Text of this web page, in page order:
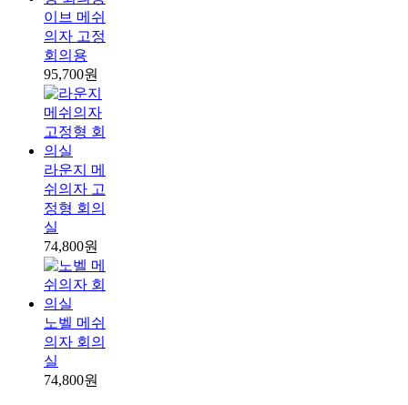
이브 메쉬
의자 고정
회의용
95,700원
라운지 메
쉬의자 고
정형 회의
실
74,800원
노벨 메쉬
의자 회의
실
74,800원